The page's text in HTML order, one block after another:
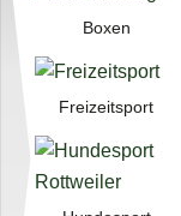
Boxen
Frei­zeit­sport